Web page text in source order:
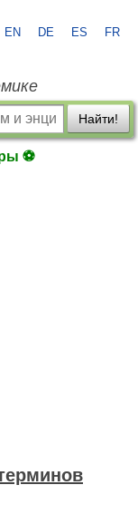
EN DE ES FR
Найти!
⚽